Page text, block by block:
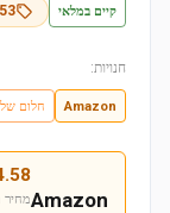
קיים במלאי
חנויות:
Amazon חלום
Amazonמחיר מוצר ₪163.35 ·